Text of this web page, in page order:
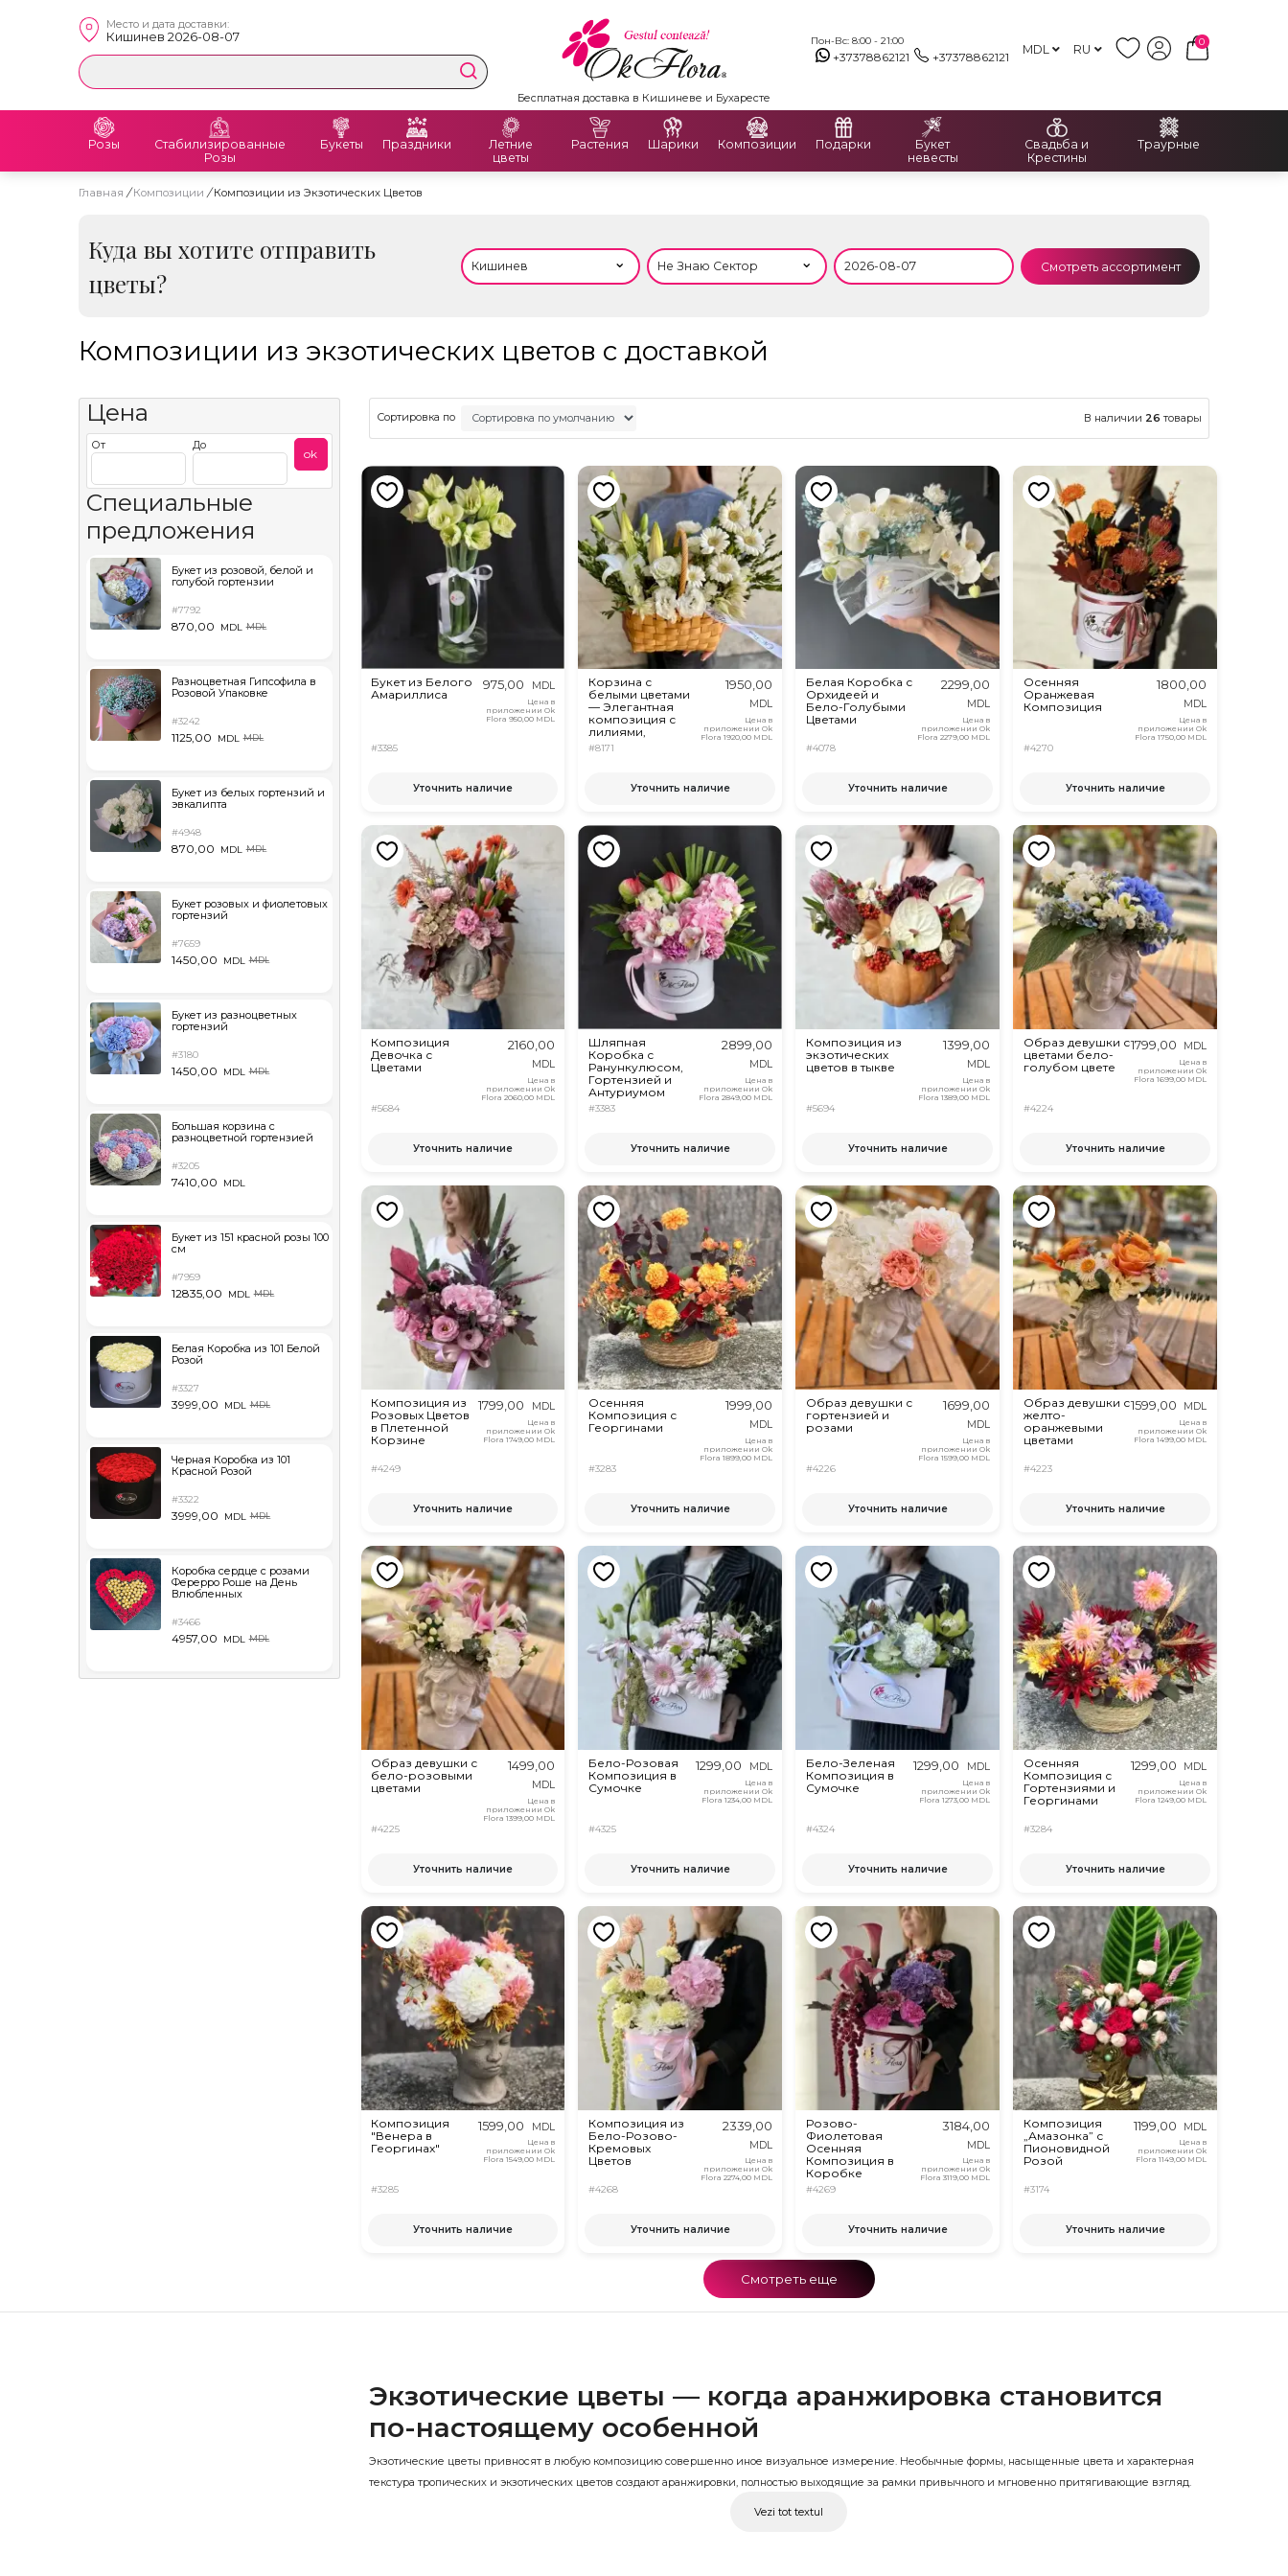
Место и дата доставки:
Кишинев 2026-08-07 Пон-Вс: 8:00 - 21:00
+37378862121 +37378862121 MDL RU
0
Бесплатная доставка в Кишиневе и Бухаресте
Розы
Стабилизированные
Розы
Букеты Праздники
Летние
цветы
Растения Шарики Композиции Подарки
Букет
невесты
Свадьба и
Крестины
Траурные
Главная / Композиции / Композиции из Экзотических Цветов
Куда вы хотите отправить
цветы?
Смотреть ассортимент
Композиции из экзотических цветов с доставкой
Цена
От До
ok
Специальные
предложения
Букет из розовой, белой и
голубой гортензии
#7792
870,00 MDL MDL
Разноцветная Гипсофила в
Розовой Упаковке
#3242
1125,00 MDL MDL
Букет из белых гортензий и
эвкалипта
#4948
870,00 MDL MDL
Букет розовых и фиолетовых
гортензий
#7659
1450,00 MDL MDL
Букет из разноцветных
гортензий
#3180
1450,00 MDL MDL
Большая корзина с
разноцветной гортензией
#3205
7410,00 MDL
Букет из 151 красной розы 100
см
#7959
12835,00 MDL MDL
Белая Коробка из 101 Белой
Розой
#3327
3999,00 MDL MDL
Черная Коробка из 101
Красной Розой
#3322
3999,00 MDL MDL
Коробка сердце с розами
Ферерро Роше на День
Влюбленных
#3466
4957,00 MDL MDL
Сортировка по В наличии 26 товары
Букет из Белого
Амариллиса
#3385
975,00 MDL
Цена в
приложении Ok
Flora 950,00 MDL
Уточнить наличие
Корзина с
белыми цветами
— Элегантная
композиция с
лилиями,
герберами и
#8171
1950,00
MDL
Цена в
приложении Ok
Flora 1920,00 MDL
Уточнить наличие
Белая Коробка с
Орхидеей и
Бело-Голубыми
Цветами
#4078
2299,00
MDL
Цена в
приложении Ok
Flora 2279,00 MDL
Уточнить наличие
Осенняя
Оранжевая
Композиция
#4270
1800,00
MDL
Цена в
приложении Ok
Flora1750,00 MDL
Уточнить наличие
Композиция
Девочка с
Цветами
#5684
2160,00
MDL
Цена в
приложении Ok
Flora 2060,00 MDL
Уточнить наличие
Шляпная
Коробка с
Ранункулюсом,
Гортензией и
Антуриумом
#3383
2899,00
MDL
Цена в
приложении Ok
Flora 2849,00 MDL
Уточнить наличие
Композиция из
экзотических
цветов в тыкве
#5694
1399,00
MDL
Цена в
приложении Ok
Flora 1389,00 MDL
Уточнить наличие
Образ девушки с
цветами бело-
голубом цвете
#4224
1799,00 MDL
Цена в
приложении Ok
Flora1699,00 MDL
Уточнить наличие
Композиция из
Розовых Цветов
в Плетенной
Корзине
#4249
1799,00 MDL
Цена в
приложении Ok
Flora 1749,00 MDL
Уточнить наличие
Осенняя
Композиция с
Георгинами
#3283
1999,00
MDL
Цена в
приложении Ok
Flora 1899,00 MDL
Уточнить наличие
Образ девушки с
гортензией и
розами
#4226
1699,00
MDL
Цена в
приложении Ok
Flora 1599,00 MDL
Уточнить наличие
Образ девушки с
желто-
оранжевыми
цветами
#4223
1599,00 MDL
Цена в
приложении Ok
Flora1499,00 MDL
Уточнить наличие
Образ девушки с
бело-розовыми
цветами
#4225
1499,00
MDL
Цена в
приложении Ok
Flora 1399,00 MDL
Уточнить наличие
Бело-Розовая
Композиция в
Сумочке
#4325
1299,00 MDL
Цена в
приложении Ok
Flora 1234,00 MDL
Уточнить наличие
Бело-Зеленая
Композиция в
Сумочке
#4324
1299,00 MDL
Цена в
приложении Ok
Flora 1273,00 MDL
Уточнить наличие
Осенняя
Композиция с
Гортензиями и
Георгинами
#3284
1299,00 MDL
Цена в
приложении Ok
Flora1249,00 MDL
Уточнить наличие
Композиция
"Венера в
Георгинах"
#3285
1599,00 MDL
Цена в
приложении Ok
Flora 1549,00 MDL
Уточнить наличие
Композиция из
Бело-Розово-
Кремовых
Цветов
#4268
2339,00
MDL
Цена в
приложении Ok
Flora 2274,00 MDL
Уточнить наличие
Розово-
Фиолетовая
Осенняя
Композиция в
Коробке
#4269
3184,00
MDL
Цена в
приложении Ok
Flora 3119,00 MDL
Уточнить наличие
Композиция
„Амазонка” с
Пионовидной
Розой
#3174
1199,00 MDL
Цена в
приложении Ok
Flora1149,00 MDL
Уточнить наличие
Смотреть еще
Экзотические цветы — когда аранжировка становится
по-настоящему особенной
Экзотические цветы привносят в любую композицию совершенно иное визуальное измерение. Необычные формы, насыщенные цвета и характерная
текстура тропических и экзотических цветов создают аранжировки, полностью выходящие за рамки привычного и мгновенно притягивающие взгляд.
Vezi tot textul